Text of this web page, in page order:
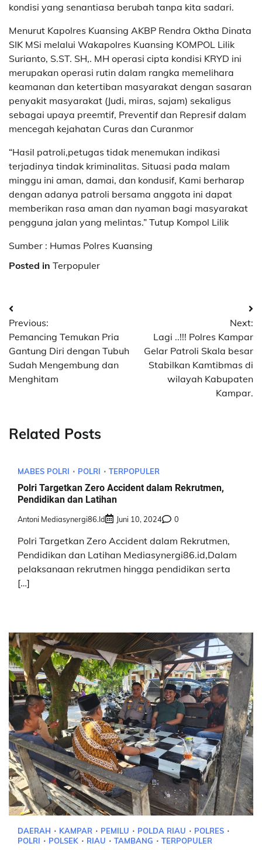
kondisi yang senantiasa berubah tanpa kita sadari.
Menurut Kapolres Kuansing AKBP Rendra Oktha Dinata
SIK MSi melalui Wakapolres Kuansing KOMPOL Lilik
Surianto, S.ST. SH,. MH operasi cipta kondisi KRYD ini
merupakan operasi rutin dalam rangka memelihara
keamanan dan ketertiban masyarakat dengan sasaran
penyakit masyarakat (Judi, miras, sajam) sekaligus
sebagai upaya preemtif, Preventif dan Represif dalam
mencegah kejahatan Curas dan Curanmor
“Hasil patroli,petugas tidak menemukan indikasi
terjadinya tindak kriminalitas. Situasi pada malam
minggu ini aman, damai, dan kondusif, Kami berharap
dengan adanya patroli bersama anggota ini dapat
memberikan rasa aman dan nyaman bagi masyarakat
pengguna jalan yang melintas.” Tutup Kompol Lilik
Sumber : Humas Polres Kuansing
Posted in Terpopuler
Navigasi
pos
Previous:
Pemancing Temukan Pria
Gantung Diri dengan Tubuh
Sudah Mengembung dan
Menghitam
Next:
Lagi ..!!! Polres Kampar
Gelar Patroli Skala besar
Stabilkan Kamtibmas di
wilayah Kabupaten
Kampar.
Related Posts
MABES POLRI POLRI TERPOPULER
Polri Targetkan Zero Accident dalam Rekrutmen,
Pendidikan dan Latihan
Antoni Mediasynergi86.id Juni 10, 2024 0
Polri Targetkan Zero Accident dalam Rekrutmen,
Pendidikan dan Latihan Mediasynergi86.id,Dalam
pelaksanaan rekrutmen hingga pendidikan serta
[…]
DAERAH KAMPAR PEMILU POLDA RIAU
POLRES
POLRI
POLSEK RIAU TAMBANG TERPOPULER